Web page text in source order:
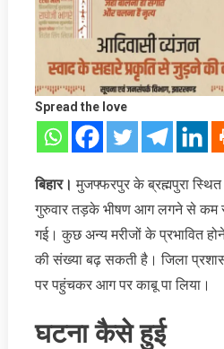
Spread the love
बिहार। मुजफ्फरपुर के ब्रह्मपुरा
गुरुवार तड़के भीषण आग लगने से कम
गई। कुछ अन्य मरीजों के प्रभावित
की संख्‍या बढ़ सकती है। जिला
पर पहुंचकर आग पर काबू पा लिया।
घटना कैसे हुई